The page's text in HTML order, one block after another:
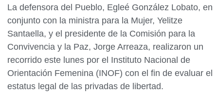
La defensora del Pueblo, Egleé González Lobato, en
conjunto con la ministra para la Mujer, Yelitze
Santaella, y el presidente de la Comisión para la
Convivencia y la Paz, Jorge Arreaza, realizaron un
recorrido este lunes por el Instituto Nacional de
Orientación Femenina (INOF) con el fin de evaluar el
estatus legal de las privadas de libertad.